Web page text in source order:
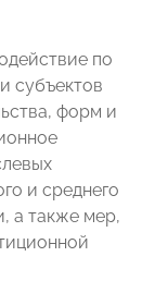
по
субъектов
форм и
и среднего
а также мер,